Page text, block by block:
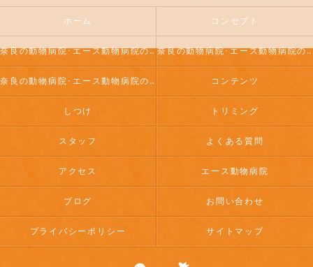
ホーム コンセプト
奈良の動物病院･エース動物病院の口コミ情報 奈良の動物病院･エース動物病院の評判
奈良の動物病院･エース動物病院のお客様の声 コンテンツ
しつけ トリミング
スタッフ よくある質問
アクセス エース動物病院
ブログ お問い合わせ
プライバシーポリシー サイトマップ